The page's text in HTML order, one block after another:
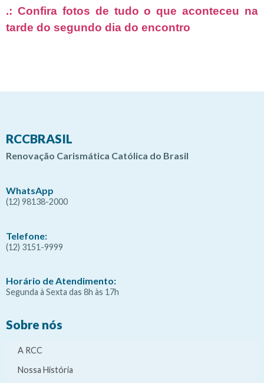
.: Confira fotos de tudo o que aconteceu na
tarde do segundo dia do encontro
RCCBRASIL
Renovação Carismática Católica do Brasil
WhatsApp
(12) 98138-2000
Telefone:
(12) 3151-9999
Horário de Atendimento:
Segunda à Sexta das 8h às 17h
Sobre nós
A RCC
Nossa História